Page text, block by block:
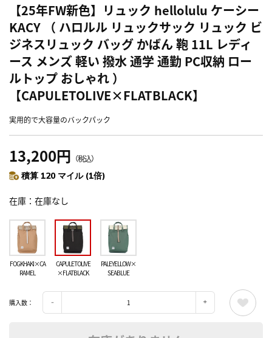
【25年FW新色】リュック hellolulu ケーシー
KACY （ ハロルル リュックサック リュック ビ
ジネスリュック バッグ かばん 鞄 11L レディ
ース メンズ 軽い 撥水 通学 通勤 PC収納 ロー
ルトップ おしゃれ ）
【CAPULETOLIVE×FLATBLACK】
実用的で大容量のバックパック
13,200円 （税込）
積算 120 マイル (1倍)
在庫 在庫なし
FOGKHAKI×CA
RAMEL
CAPULETOLIVE
×FLATBLACK
PALEYELLOW×
SEABLUE
購入数：